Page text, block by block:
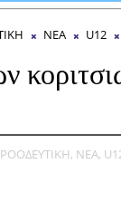
NEA U12
NEA,